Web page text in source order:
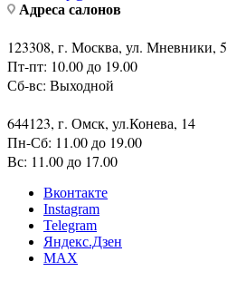
Адреса салонов
123308, г. Москва, ул. Мневники, 5
Пт-пт: 10.00 до 19.00
Сб-вс: Выходной
644123, г. Омск, ул.Конева, 14
Пн-Сб: 11.00 до 19.00
Вс: 11.00 до 17.00
Вконтакте
Instagram
Telegram
Яндекс.Дзен
MAX